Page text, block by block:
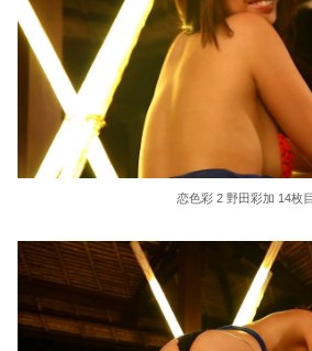
恋色彩 2 野田彩加 14枚目